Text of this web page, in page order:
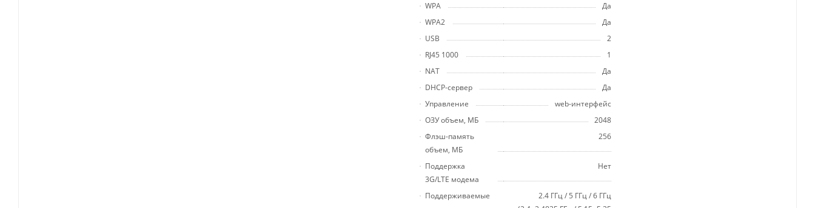
WPA
Да
WPA2
Да
USB
2
RJ45 1000
1
NAT
Да
DHCP-сервер
Да
Управление
web-интерфейс
ОЗУ объем, МБ
2048
Флэш-память
объем, МБ
256
Поддержка
3G/LTE модема
Нет
Поддерживаемые
2.4 ГГц / 5 ГГц / 6 ГГц